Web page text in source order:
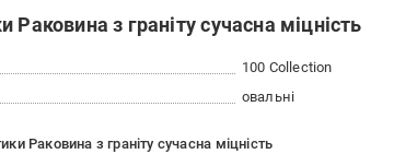
Раковина з граніту сучасна міцність
100 Collection
овальні
Раковина з граніту сучасна міцність